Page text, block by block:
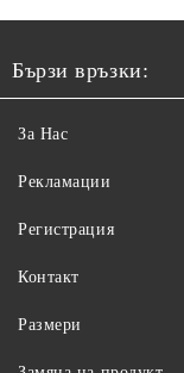
Бързи връзки:
За Нас
Рекламации
Регистрация
Контакт
Размери